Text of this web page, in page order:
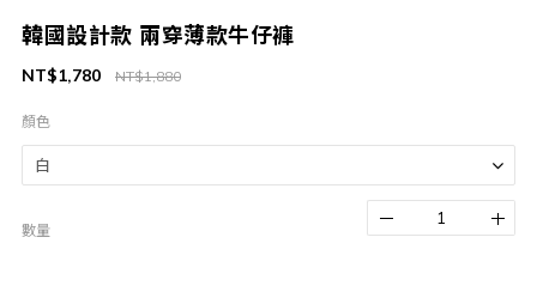
韓國設計款 兩穿薄款牛仔褲
NT$1,880
NT$1,780
顏色
數量